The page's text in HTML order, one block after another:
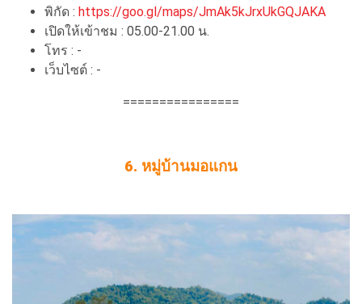
พิกัด : https://goo.gl/maps/JmAk5kJrxUkGQJAKA
เปิดให้เข้าชม : 05.00-21.00 น.
โทร : -
เว็บไซต์ : -
================
6. หมู่บ้านมอแกน